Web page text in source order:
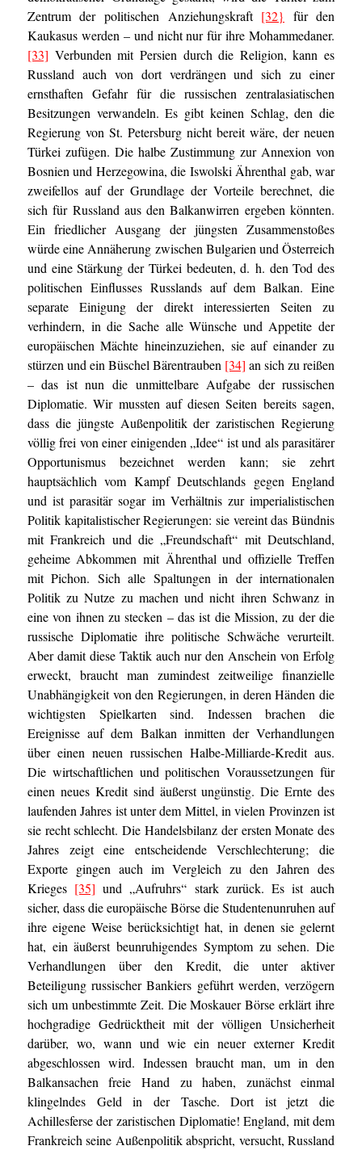
Zentrum der politischen Anziehungskraft [32} für den
Kaukasus werden – und nicht nur für ihre Mohammedaner.
[33] Verbunden mit Persien durch die Religion, kann es
Russland auch von dort verdrängen und sich zu einer
ernsthaften Gefahr für die russischen zentralasiatischen
Besitzungen verwandeln. Es gibt keinen Schlag, den die
Regierung von St. Petersburg nicht bereit wäre, der neuen
Türkei zufügen. Die halbe Zustimmung zur Annexion von
Bosnien und Herzegowina, die Iswolski Ährenthal gab, war
zweifellos auf der Grundlage der Vorteile berechnet, die
sich für Russland aus den Balkanwirren ergeben könnten.
Ein friedlicher Ausgang der jüngsten Zusammenstoßes
würde eine Annäherung zwischen Bulgarien und Österreich
und eine Stärkung der Türkei bedeuten, d. h. den Tod des
politischen Einflusses Russlands auf dem Balkan. Eine
separate Einigung der direkt interessierten Seiten zu
verhindern, in die Sache alle Wünsche und Appetite der
europäischen Mächte hineinzuziehen, sie auf einander zu
stürzen und ein Büschel Bärentrauben [34] an sich zu reißen
– das ist nun die unmittelbare Aufgabe der russischen
Diplomatie. Wir mussten auf diesen Seiten bereits sagen,
dass die jüngste Außenpolitik der zaristischen Regierung
völlig frei von einer einigenden „Idee“ ist und als parasitärer
Opportunismus bezeichnet werden kann; sie zehrt
hauptsächlich vom Kampf Deutschlands gegen England
und ist parasitär sogar im Verhältnis zur imperialistischen
Politik kapitalistischer Regierungen: sie vereint das Bündnis
mit Frankreich und die „Freundschaft“ mit Deutschland,
geheime Abkommen mit Ährenthal und offizielle Treffen
mit Pichon. Sich alle Spaltungen in der internationalen
Politik zu Nutze zu machen und nicht ihren Schwanz in
eine von ihnen zu stecken – das ist die Mission, zu der die
russische Diplomatie ihre politische Schwäche verurteilt.
Aber damit diese Taktik auch nur den Anschein von Erfolg
erweckt, braucht man zumindest zeitweilige finanzielle
Unabhängigkeit von den Regierungen, in deren Händen die
wichtigsten Spielkarten sind. Indessen brachen die
Ereignisse auf dem Balkan inmitten der Verhandlungen
über einen neuen russischen Halbe-Milliarde-Kredit aus.
Die wirtschaftlichen und politischen Voraussetzungen für
einen neues Kredit sind äußerst ungünstig. Die Ernte des
laufenden Jahres ist unter dem Mittel, in vielen Provinzen ist
sie recht schlecht. Die Handelsbilanz der ersten Monate des
Jahres zeigt eine entscheidende Verschlechterung; die
Exporte gingen auch im Vergleich zu den Jahren des
Krieges [35] und „Aufruhrs“ stark zurück. Es ist auch
sicher, dass die europäische Börse die Studentenunruhen auf
ihre eigene Weise berücksichtigt hat, in denen sie gelernt
hat, ein äußerst beunruhigendes Symptom zu sehen. Die
Verhandlungen über den Kredit, die unter aktiver
Beteiligung russischer Bankiers geführt werden, verzögern
sich um unbestimmte Zeit. Die Moskauer Börse erklärt ihre
hochgradige Gedrücktheit mit der völligen Unsicherheit
darüber, wo, wann und wie ein neuer externer Kredit
abgeschlossen wird. Indessen braucht man, um in den
Balkansachen freie Hand zu haben, zunächst einmal
klingelndes Geld in der Tasche. Dort ist jetzt die
Achillesferse der zaristischen Diplomatie! England, mit dem
Frankreich seine Außenpolitik abspricht, versucht, Russland